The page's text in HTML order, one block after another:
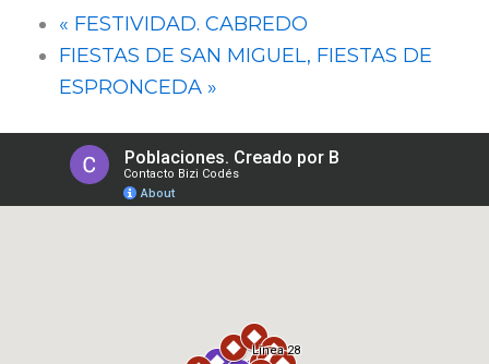
« FESTIVIDAD. CABREDO
FIESTAS DE SAN MIGUEL, FIESTAS DE
ESPRONCEDA »